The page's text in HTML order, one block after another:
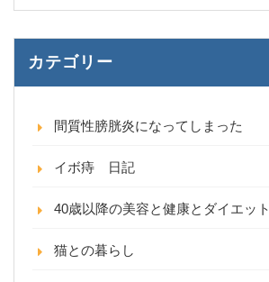
カテゴリー
間質性膀胱炎になってしまった
イボ痔 日記
40歳以降の美容と健康とダイエット
猫との暮らし